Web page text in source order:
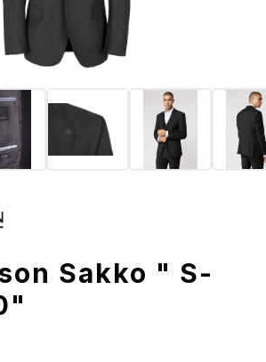
Sakko " S-